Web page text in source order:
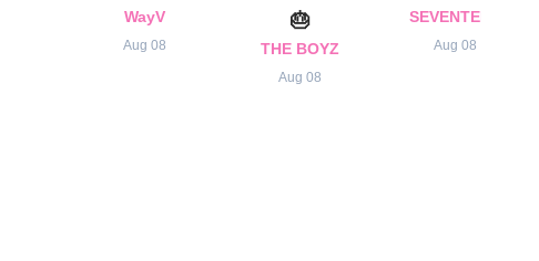
WayV
Aug 08
🎂
THE BOYZ
Aug 08
SEVENTEEN
Aug 08